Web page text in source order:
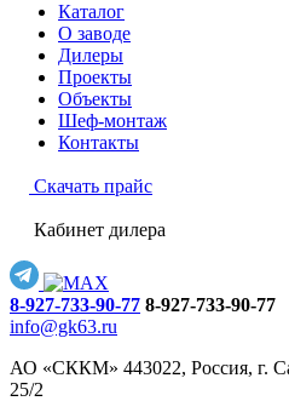
Каталог
О заводе
Дилеры
Проекты
Объекты
Шеф-монтаж
Контакты
Скачать прайс
Кабинет дилера
8-927-733-90-77 8-927-733-90-77
info@gk63.ru
АО «СККМ» 443022, Россия, г.
25/2